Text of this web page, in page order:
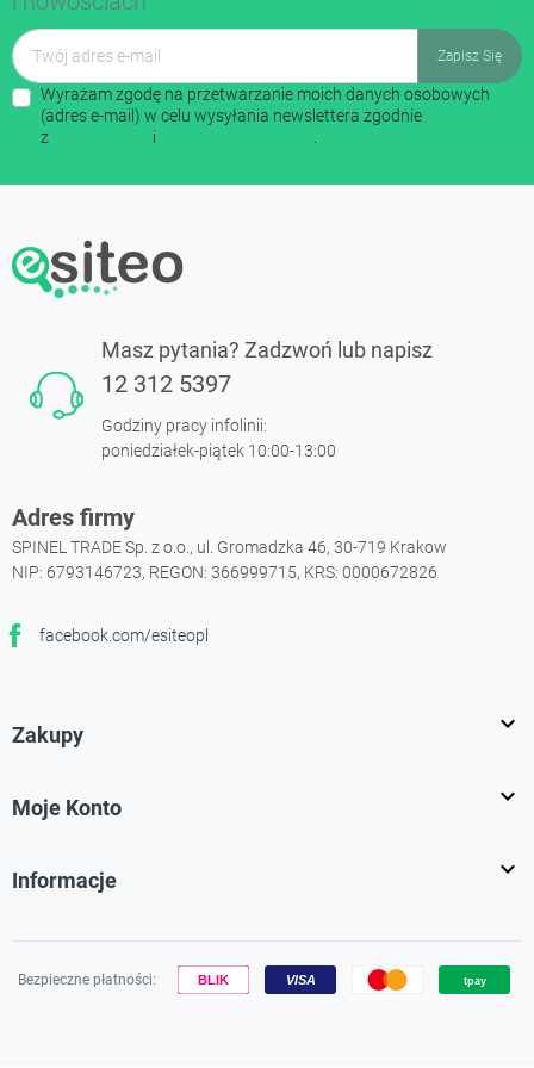
Wyrażam zgodę na przetwarzanie moich danych osobowych
(adres e-mail) w celu wysyłania newslettera zgodnie
z
i
Masz pytania? Zadzwoń lub napisz
12 312 5397
Godziny pracy infolinii:
poniedziałek-piątek 10:00-13:00
Adres firmy
SPINEL TRADE Sp. z o.o., ul. Gromadzka 46, 30-719 Krakow
NIP: 6793146723, REGON: 366999715, KRS: 0000672826
facebook.com/esiteopl
Facebook
Zakupy 
Moje Konto 
Informacje 
Bezpieczne płatności: